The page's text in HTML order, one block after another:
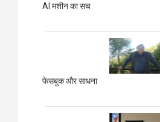
AI मशीन का सच
फेसबुक और साधना